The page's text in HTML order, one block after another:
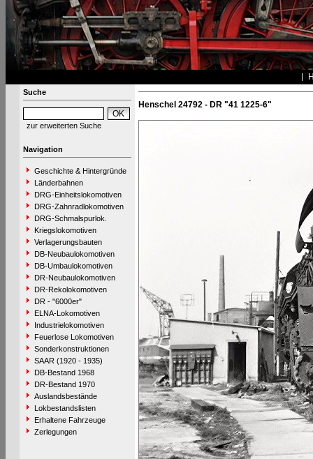
Suche
zur erweiterten Suche
Navigation
Geschichte & Hintergründe
Länderbahnen
DRG-Einheitslokomotiven
DRG-Zahnradlokomotiven
DRG-Schmalspurlok.
Kriegslokomotiven
Verlagerungsbauten
DB-Neubaulokomotiven
DB-Umbaulokomotiven
DR-Neubaulokomotiven
DR-Rekolokomotiven
DR - "6000er"
ELNA-Lokomotiven
Industrielokomotiven
Feuerlose Lokomotiven
Sonderkonstruktionen
SAAR (1920 - 1935)
DB-Bestand 1968
DR-Bestand 1970
Auslandsbestände
Lokbestandslisten
Erhaltene Fahrzeuge
Zerlegungen
Henschel 24792 - DR "41 1225-6"